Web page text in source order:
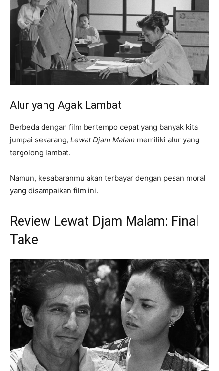
Alur yang Agak Lambat
Berbeda dengan film bertempo cepat yang banyak kita
jumpai sekarang, Lewat Djam Malam memiliki alur yang
tergolong lambat.
Namun, kesabaranmu akan terbayar dengan pesan moral
yang disampaikan film ini.
Review Lewat Djam Malam: Final
Take